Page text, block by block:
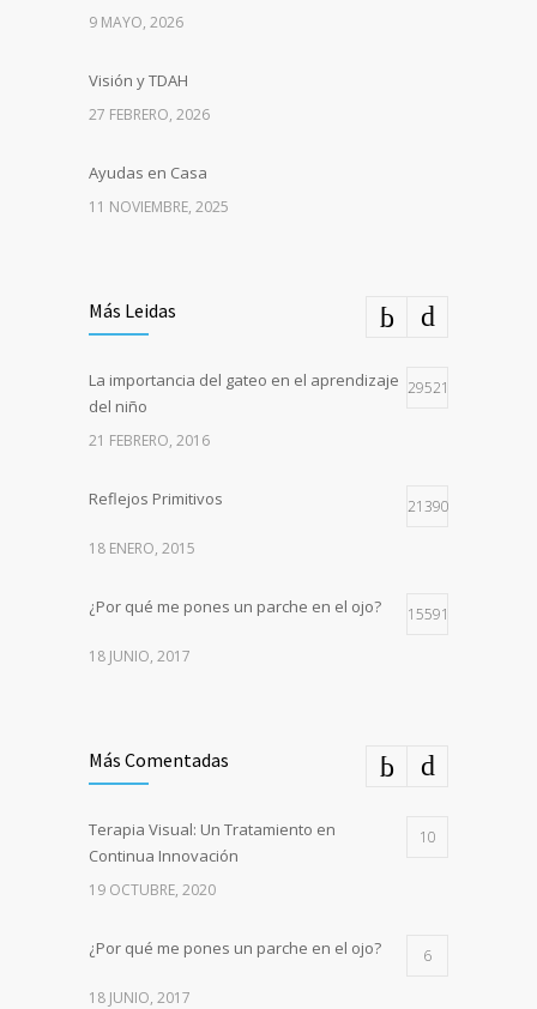
9 MAYO, 2026
Visión y TDAH
27 FEBRERO, 2026
Ayudas en Casa
11 NOVIEMBRE, 2025
Más Leidas
La importancia del gateo en el aprendizaje
del niño
29521
21 FEBRERO, 2016
Reflejos Primitivos 21390
18 ENERO, 2015
¿Por qué me pones un parche en el ojo? 15591
18 JUNIO, 2017
Más Comentadas
Terapia Visual: Un Tratamiento en
Continua Innovación
10
19 OCTUBRE, 2020
¿Por qué me pones un parche en el ojo? 6
18 JUNIO, 2017